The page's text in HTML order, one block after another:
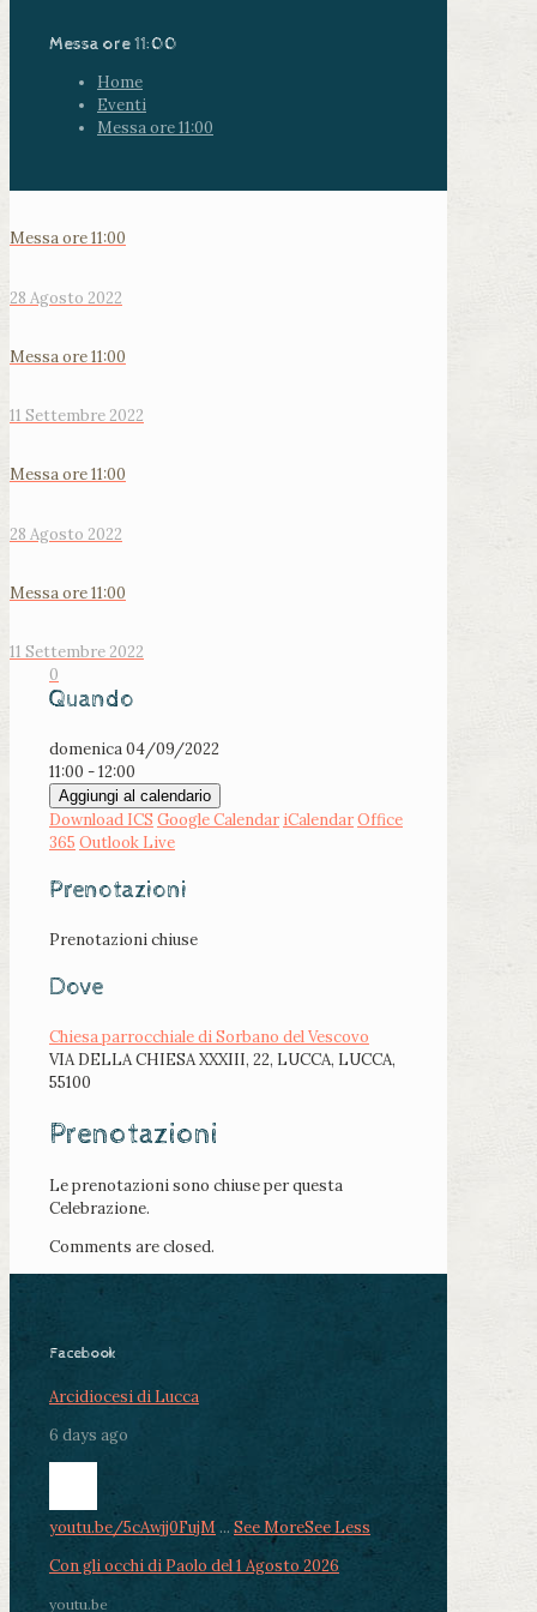
Messa ore 11:00
Home
Eventi
Messa ore 11:00
Messa ore 11:00
28 Agosto 2022
Messa ore 11:00
11 Settembre 2022
Messa ore 11:00
28 Agosto 2022
Messa ore 11:00
11 Settembre 2022
0
Quando
domenica 04/09/2022
11:00 - 12:00
Aggiungi al calendario
Download ICS Google Calendar iCalendarOffice
365 Outlook Live
Prenotazioni
Prenotazioni chiuse
Dove
Chiesa parrocchiale di Sorbano del Vescovo
VIA DELLA CHIESA XXXIII, 22, LUCCA, LUCCA,
55100
Prenotazioni
Le prenotazioni sono chiuse per questa
Celebrazione.
Comments are closed.
Facebook
Arcidiocesi di Lucca
6 days ago
youtu.be/5cAwjj0FujM ... See MoreSee Less
Con gli occhi di Paolo del 1 Agosto 2026
youtu.be